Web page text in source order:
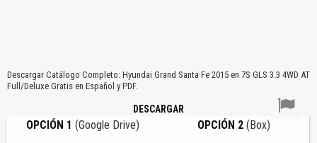
Descargar Catálogo Completo: Hyundai Grand Santa Fe 2015 en 7S GLS 3.3 4WD AT
Full/Deluxe Gratis en Español y PDF.
DESCARGAR
OPCIÓN 1 (Google Drive) OPCIÓN 2(Box)